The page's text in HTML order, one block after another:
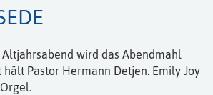
Altjahrsabend wird das Abendmahl
hält Pastor Hermann Detjen. Emily Joy